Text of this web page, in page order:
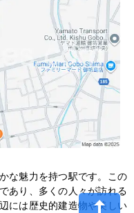
な魅力を持つ駅です。この
あり、多くの人々が訪れる
には歴史的建造物や美しい